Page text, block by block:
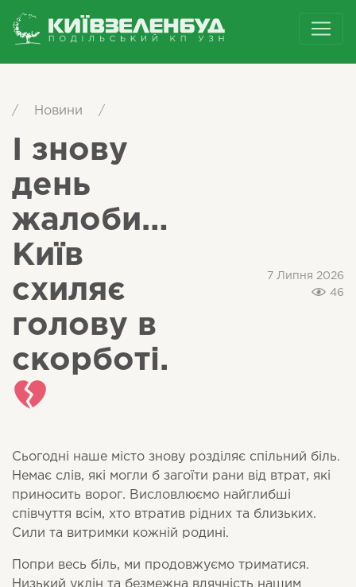
/ Новини /
І знову
день
жалоби…
Київ
схиляє
голову в
скорботі.
7 Липня 2026
46
Сьогодні наше місто знову розділяє спільний біль.
Немає слів, які могли б загоїти рани від втрат, які
приносить ворог. Висловлюємо найглибші
співчуття всім, хто втратив рідних та близьких.
Сили та витримки кожній родині.
Попри весь біль, ми продовжуємо триматися.
Низький уклін та безмежна вдячність нашим